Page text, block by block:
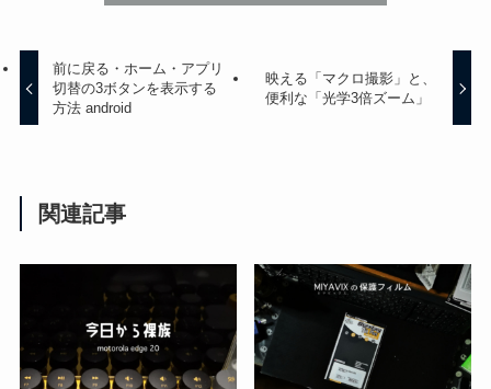
前に戻る・ホーム・アプリ
切替の3ボタンを表示する
方法 android
映える「マクロ撮影」と、
便利な「光学3倍ズーム」
関連記事